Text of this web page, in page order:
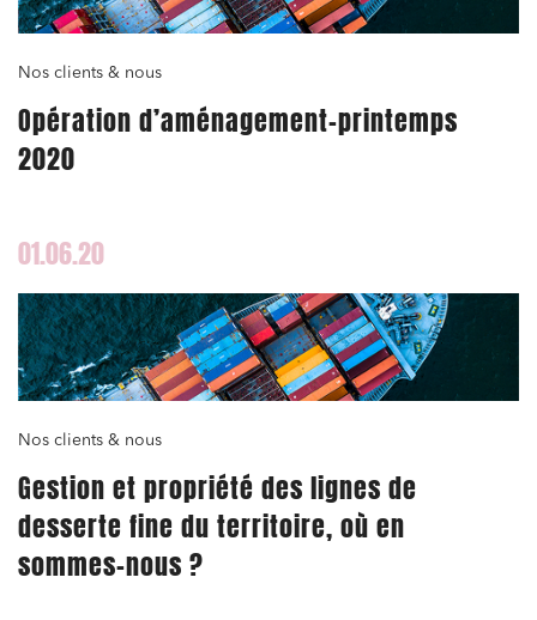
Nos clients & nous
Opération d’aménagement-printemps
2020
01.06.20
Nos clients & nous
Gestion et propriété des lignes de
desserte fine du territoire, où en
sommes-nous ?